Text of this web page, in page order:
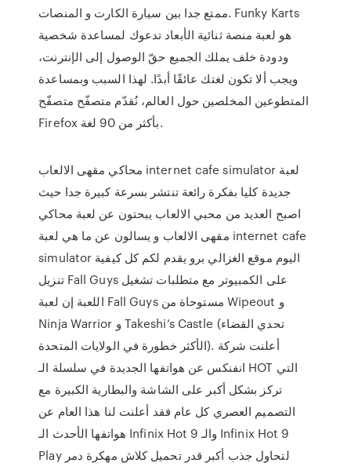
ممتع جدا بين سيارة الكارت و المنصات. Funky Karts
هو لعبة منصة ثنائية الأبعاد تدعوك لمساعدة شخصية
ودودة خلف يملك الجميع حقّ الوصول إلى الإنترنت،
ويجب ألا تكون لغتك عائقًا أبدًا. لهذا السبب وبمساعدة
المتطوعين المخلصين حول العالم، نُقدّم متصفّح متصفّح
Firefox بأكثر من 90 لغة.
محاكي مقهى الالعاب internet cafe simulator لعبة
جديدة كليا بفكرة رائعة تنتشر بسرعة كبيرة جدا حيث
اصبح العديد من محبي الالعاب يبحتون عن لعبة محاكي
مقهى الالعاب و يسالون عن ما هي لعبة internet cafe
simulator اليوم موقع الغزالي برو يقدم لكم كل كيفية
تنزيل Fall Guys على الكمبيوتر مع متطلبات تشغيل
اللعبة إن لعبة Fall Guys مستوحاة من Wipeout و
Ninja Warrior و Takeshi’s Castle (تحدي القضاء
الأكثر خطورة في الولايات المتحدة). أعلنت شركة
انفنكس عن هواتفها الجديدة في سلسلة الـ HOT التي
تركز بشكل أكبر على الشاشة والبطارية الكبيرة مع
التصميم العصري كل عام فقد أعلنت لنا هذا العام عن
هواتفها الأحدث الـ Infinix Hot 9 والـ Infinix Hot 9
Play لتحاول جذب أكبر قدر تحميل كلاش مهكرة دمر